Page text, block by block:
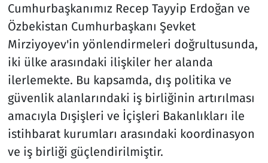
Cumhurbaşkanımız Recep Tayyip Erdoğan ve
Özbekistan Cumhurbaşkanı Şevket
Mirziyoyev'in yönlendirmeleri doğrultusunda,
iki ülke arasındaki ilişkiler her alanda
ilerlemekte. Bu kapsamda, dış politika ve
güvenlik alanlarındaki iş birliğinin artırılması
amacıyla Dışişleri ve İçişleri Bakanlıkları ile
istihbarat kurumları arasındaki koordinasyon
ve iş birliği güçlendirilmiştir.
Seçim 2023
Spor
Teknoloji ve Bilim
Televizyon